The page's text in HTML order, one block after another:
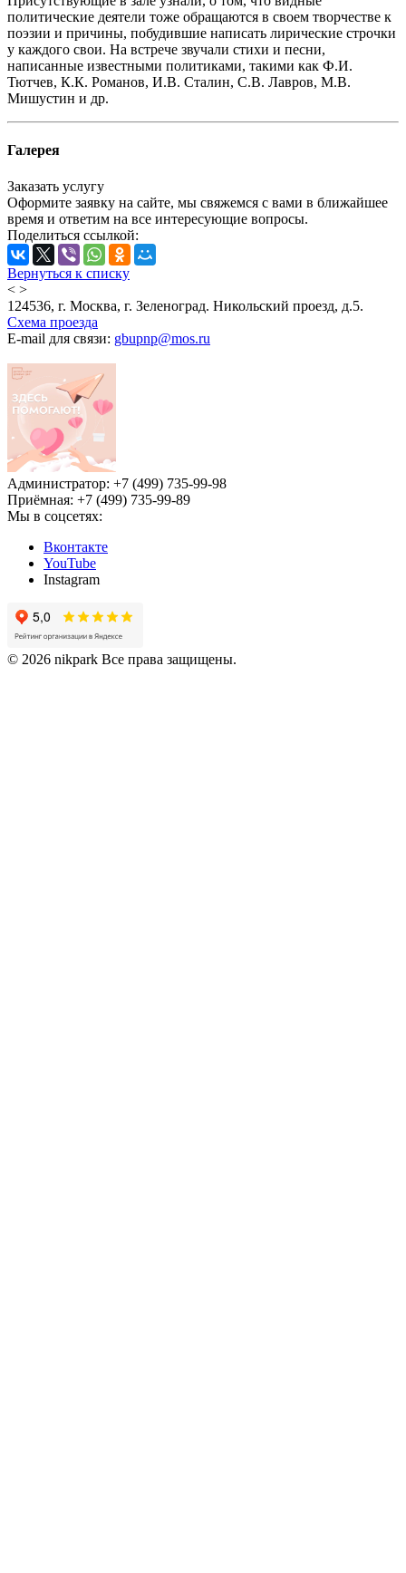
политические деятели тоже обращаются в своем творчестве к
поэзии и причины, побудившие написать лирические строчки
у каждого свои. На встрече звучали стихи и песни,
написанные известными политиками, такими как Ф.И.
Тютчев, К.К. Романов, И.В. Сталин, С.В. Лавров, М.В.
Мишустин и др.
Галерея
Заказать услугу
Оформите заявку на сайте, мы свяжемся с вами в ближайшее
время и ответим на все интересующие вопросы.
Поделиться ссылкой:
Вернуться к списку
< >
124536, г. Москва, г. Зеленоград. Никольский проезд, д.5.
Схема проезда
E-mail для связи: gbupnp@mos.ru
Администратор: +7 (499) 735-99-98
Приёмная: +7 (499) 735-99-89
Мы в соцсетях:
Вконтакте
YouTube
Instagram
© 2026 nikpark Все права защищены.